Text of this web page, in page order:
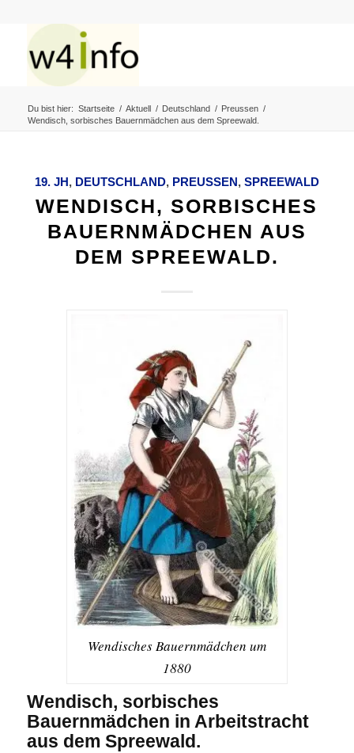
Du bist hier: Startseite / Aktuell / Deutschland / Preussen /
Wendisch, sorbisches Bauernmädchen aus dem Spreewald.
19. JH, DEUTSCHLAND, PREUSSEN, SPREEWALD
WENDISCH, SORBISCHES
BAUERNMÄDCHEN AUS
DEM SPREEWALD.
Wendisches Bauernmädchen um
1880
Wendisch, sorbisches
Bauernmädchen in Arbeitstracht
aus dem Spreewald.